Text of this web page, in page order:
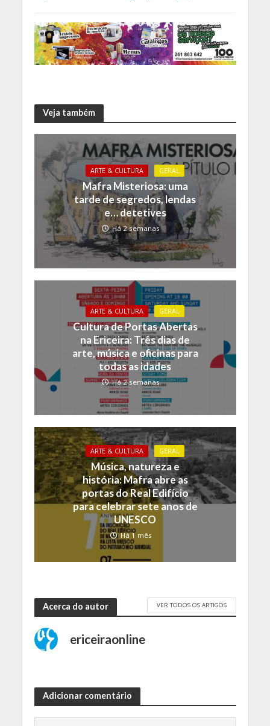
Veja também
ARTE & CULTURA GERAL
Mafra Misteriosa: uma
tarde de segredos, lendas
e… detetives
Há 2 semanas
ARTE & CULTURA GERAL
Cultura de Portas Abertas
na Ericeira: Três dias de
arte, música e oficinas para
todas as idades
Há 2 semanas
ARTE & CULTURA GERAL
Música, natureza e
história: Mafra abre as
portas do Real Edifício
para celebrar sete anos de
UNESCO
Há 1 mês
Acerca do autor VER TODOS OS ARTIGOS
ericeiraonline
Adicionar comentário